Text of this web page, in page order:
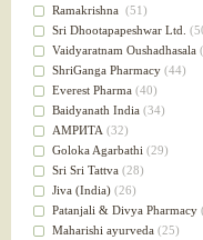
Для Капха(Кафа) доши
От паразитов(37)
При расстройстве желудка
Успокоительное(36)
Для глаз(34)
от геморроя(34)
Противовоспалительное
Для Питта доши(32)
Для сердца(32)
Для сосудов головного мозга
Для полости рта(32)
Дефицит железа(31)
Ramakrishna (51)
Sri Dhootapapeshwar Ltd.
Vaidyaratnam Oushadhasala
ShriGanga Pharmacy (44)
Everest Pharma (40)
Baidyanath India (34)
АМРИТА (32)
Goloka Agarbathi (29)
Sri Sri Tattva (28)
Jiva (India) (26)
Patanjali & Divya Pharmacy
Maharishi ayurveda (25)